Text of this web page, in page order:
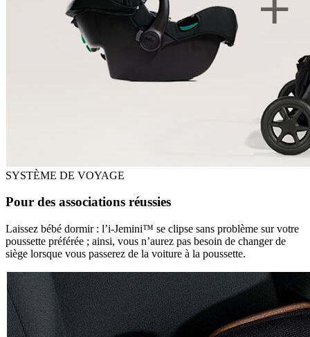
SYSTÈME DE VOYAGE
Pour des associations réussies
Laissez bébé dormir : l’i-Jemini™ se clipse sans problème sur votre
poussette préférée ; ainsi, vous n’aurez pas besoin de changer de
siège lorsque vous passerez de la voiture à la poussette.